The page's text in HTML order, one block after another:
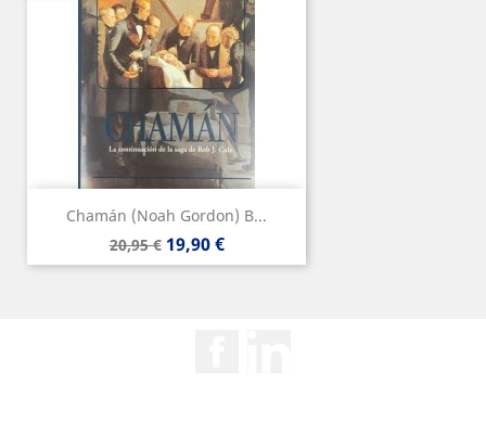
Chamán (Noah Gordon) B...
Precio
base
20,95 € Precio
19,90 €